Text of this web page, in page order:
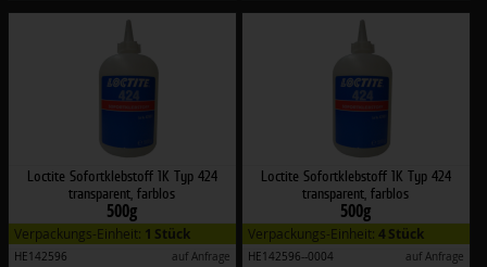
Loctite Sofortklebstoff 1K Typ 424
transparent, farblos
500g
Verpackungs-Einheit: 1 Stück
HE142596 auf Anfrage
Loctite Sofortklebstoff 1K Typ 424
transparent, farblos
500g
Verpackungs-Einheit:4 Stück
HE142596--0004 auf Anfrage